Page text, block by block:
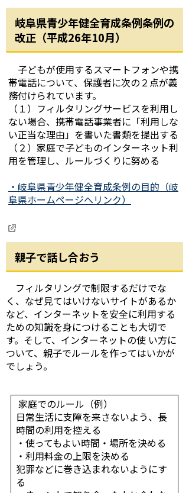
岐阜県青少年健全育成条例条例の
改正（平成26年10月）
子どもが使用するスマートフォンや携
帯電話について、保護者に次の２点が義
務付けられています。
（１）フィルタリングサービスを利用し
ない場合、携帯電話事業者に「利用しな
い正当な理由」を書いた書類を提出する
（２）家庭で子どものインターネット利
用を管理し、ルールづくりに努める
・岐阜県青少年健全育成条例の目的（岐
阜県ホームページへリンク）
親子で話し合おう
フィルタリングで制限するだけでな
く、なぜ見てはいけないサイトがあるか
など、インターネットを安全に利用する
ための知識を身につけることも大切で
す。そして、インターネットの使 い方に
ついて、親子でルールを作ってはいかが
でしょう。
家庭でのルール（例）
日常生活に支障を来さないよう、長
時間の利用を控える
・使ってもよい時間・場所を決める
・利用料金の上限を決める
犯罪などに巻き込まれないようにす
る